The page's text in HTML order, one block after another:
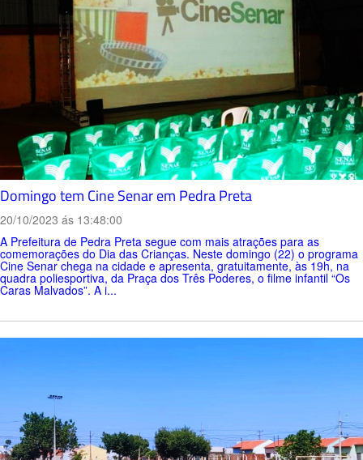
Domingo tem Cine Senar em Pedra Preta
20/10/2023 ás 13:48:00
A Prefeitura de Pedra Preta segue com mais atrações para as
comemorações do Dia das Crianças. Neste domingo (22) o programa
Cine Senar chega na cidade e apresenta, gratuitamente, às 19h, na
quadra poliesportiva, da Praça dos Três Poderes, o filme infantil “Os
Caras Malvados”. A i...